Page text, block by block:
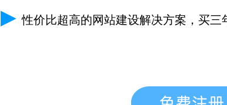
▶性价比超高的网站建设解决方案，买三